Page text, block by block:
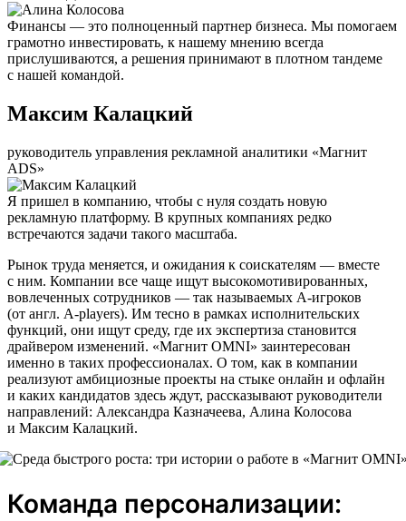
Финансы — это полноценный партнер бизнеса. Мы помогаем
грамотно инвестировать, к нашему мнению всегда
прислушиваются, а решения принимают в плотном тандеме
с нашей командой.
Максим Калацкий
руководитель управления рекламной аналитики «Магнит
ADS»
Я пришел в компанию, чтобы с нуля создать новую
рекламную платформу. В крупных компаниях редко
встречаются задачи такого масштаба.
Рынок труда меняется, и ожидания к соискателям — вместе
с ним. Компании все чаще ищут высокомотивированных,
вовлеченных сотрудников — так называемых А-игроков
(от англ. A-players). Им тесно в рамках исполнительских
функций, они ищут среду, где их экспертиза становится
драйвером изменений. «Магнит OMNI» заинтересован
именно в таких профессионалах. О том, как в компании
реализуют амбициозные проекты на стыке онлайн и офлайн
и каких кандидатов здесь ждут, рассказывают руководители
направлений: Александра Казначеева, Алина Колосова
и Максим Калацкий.
Команда персонализации: